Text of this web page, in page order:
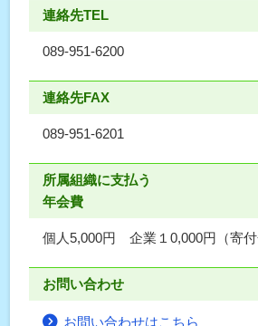
連絡先TEL
089-951-6200
連絡先FAX
089-951-6201
所属組織に支払う
年会費
個人5,000円 企業１0,000円（寄付
お問い合わせ
お問い合わせはこちら